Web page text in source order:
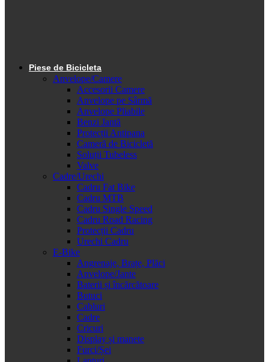
Piese de Bicicleta
Anvelope/Camere
Accesorii Camere
Anvelope pe Sârmă
Anvelope Pliabile
Benzi Jantă
Protecții Antipana
Cameră de Bicicletă
Soluții Tubeless
Valve
Cadre/Urechi
Cadru Fat Bike
Cadru MTB
Cadru Single Speed
Cadru Road Racing
Protecții Cadru
Urechi Cadru
E-Bike
Angrenaje, Brațe, Plăci
Anvelope/Jante
Baterii și încărcătoare
Butuci
Cabluri
Cadre
Cricuri
Display și manete
Furci/Șei